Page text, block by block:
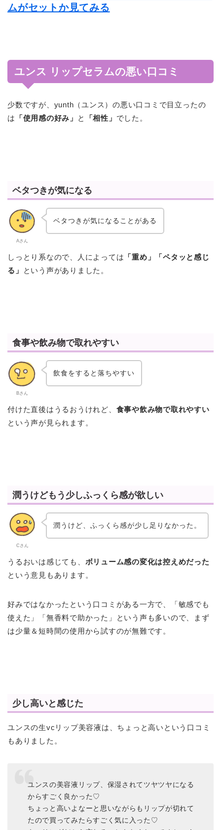
ムがセットか見てみる
ユンス リップセラムの悪い口コミ
少数ですが、yunth（ユンス）の悪い口コミで目立ったの
は
「使用感の好み」 と 「相性」 でした。
ベタつきが気になる
Aさん
ベタつきが気になることがある
しっとり系なので、人によっては 「重め」「ペタッと感じ
る」
という声がありました。
食事や飲み物で取れやすい
Bさん
飲食をすると落ちやすい
付けた直後はうるおうけれど、 食事や飲み物で取れやすい
という声が見られます。
潤うけどもう少しふっくら感が欲しい
Cさん
潤うけど、ふっくら感が少し足りなかった。
うるおいは感じても、 ボリューム感の変化は控えめだった
という意見もあります。
好みではなかったという口コミがある一方で、「敏感でも
使えた」「無香料で助かった」という声も多いので、まず
は少量＆短時間の使用から試すのが無難です。
少し高いと感じた
ユンスの生vcリップ美容液は、ちょっと高いという口コミ
もありました。
ユンスの美容液リップ、保湿されてツヤツヤになる
からすごく良かった♡
ちょっと高いよなーと思いながらもリップが切れて
たので買ってみたらすごく気に入った♡